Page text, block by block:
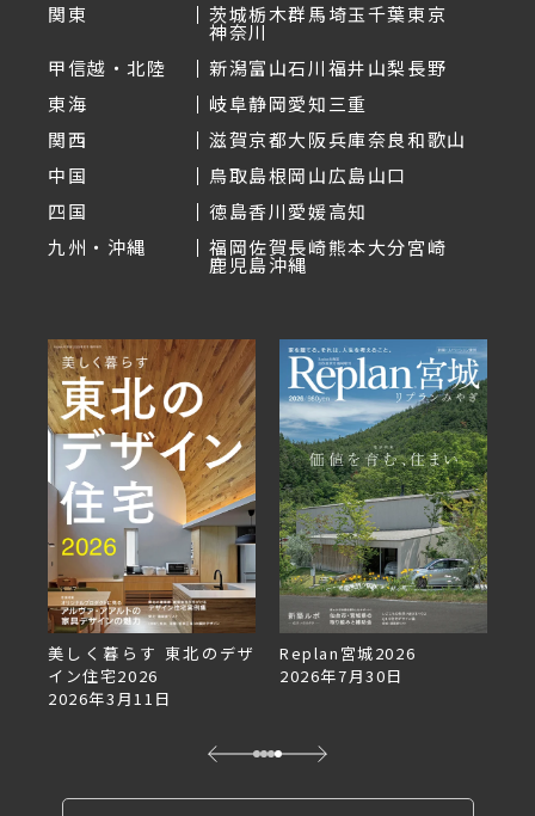
関東
茨城栃木群馬埼玉千葉東京
神奈川
甲信越・北陸
新潟富山石川福井山梨長野
東海
岐阜静岡愛知三重
関西
滋賀京都大阪兵庫奈良和歌山
中国
鳥取島根岡山広島山口
四国
徳島香川愛媛高知
九州・沖縄
福岡佐賀長崎熊本大分宮崎
鹿児島沖縄
美しく暮らす 東北のデザ
イン住宅2026
2026年3月11日
Replan宮城2026
2026年7月30日